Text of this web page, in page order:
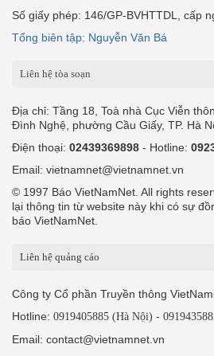
Số giấy phép: 146/GP-BVHTTDL, cấp
Tổng biên tập: Nguyễn Văn Bá
Liên hệ tòa soạn
Địa chỉ: Tầng 18, Toà nhà Cục Viễn
Đình Nghệ, phường Cầu Giấy, TP. Hà
Điện thoại: 02439369898 - Hotline:
Email: vietnamnet@vietnamnet.vn
© 1997 Báo VietNamNet. All rights
lại thông tin từ website này khi có sự
báo VietNamNet.
Liên hệ quảng cáo
Công ty Cổ phần Truyền thông
Hotline: 0919405885 (Hà Nội) -
Email: contact@vietnamnet.vn